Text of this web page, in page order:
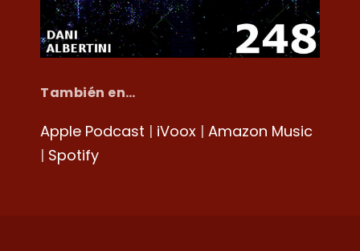
También en…
Apple Podcast | iVoox | Amazon Music
| Spotify